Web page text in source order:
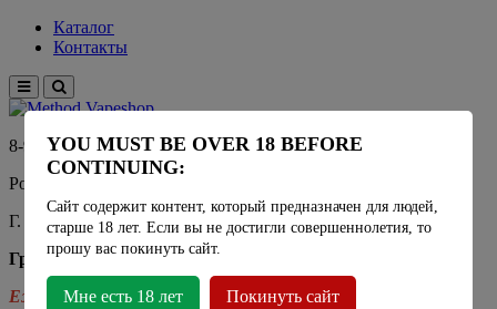
Каталог
Контакты
8-915-450-21-92
Розничный магазин Method Vapeshop
Г. Москва, улица Южнобутовская 36
График работы
Ежедневно - 11:00 - 21:00
YOU MUST BE OVER 18 BEFORE
CONTINUING:
Сайт содержит контент, который предназначен для людей,
старше 18 лет. Если вы не достигли совершеннолетия, то
прошу вас покинуть сайт.
Мне есть 18 лет Покинуть сайт